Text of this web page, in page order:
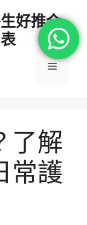
好推介
選
了解
常護